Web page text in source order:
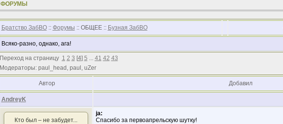
ФОРУМЫ
Братство ЗабВО:: Форумы :: ОБЩЕЕ :: Бузная ЗабВО
Всяко-разно, однако, ага!
Переход на страницу 1 2 3 [4] 5 ... 41 42 43
Модераторы: paul_head, paul, uZer
Автор Добавил
AndreyK
Кто был – не забудет...
ja:
Спасибо за первоапрельскую шутку!